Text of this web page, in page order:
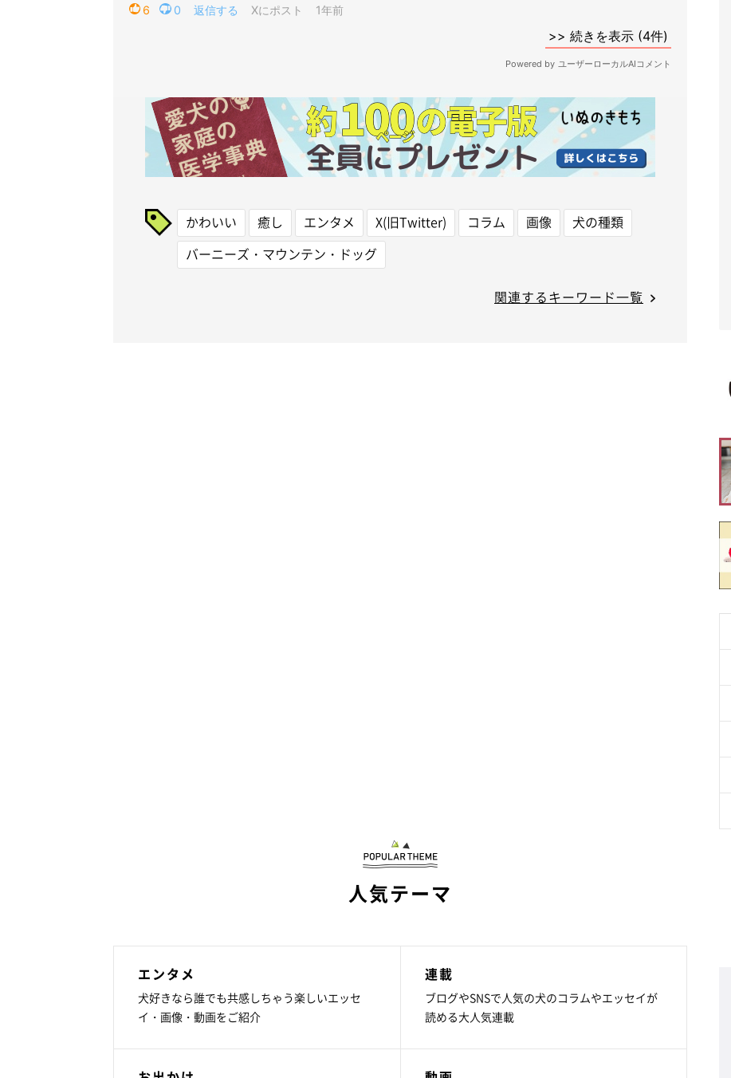
かわいい 癒し エンタメ X(旧Twitter) コラム 画像
犬の種類
バーニーズ・マウンテン・ドッグ
関連するキーワード一覧
人気テーマ
エンタメ
犬好きなら誰でも共感しちゃう楽しいエッセ
イ・画像・動画をご紹介
連載
ブログやSNSで人気の犬のコラムやエッセイが
読める大人気連載